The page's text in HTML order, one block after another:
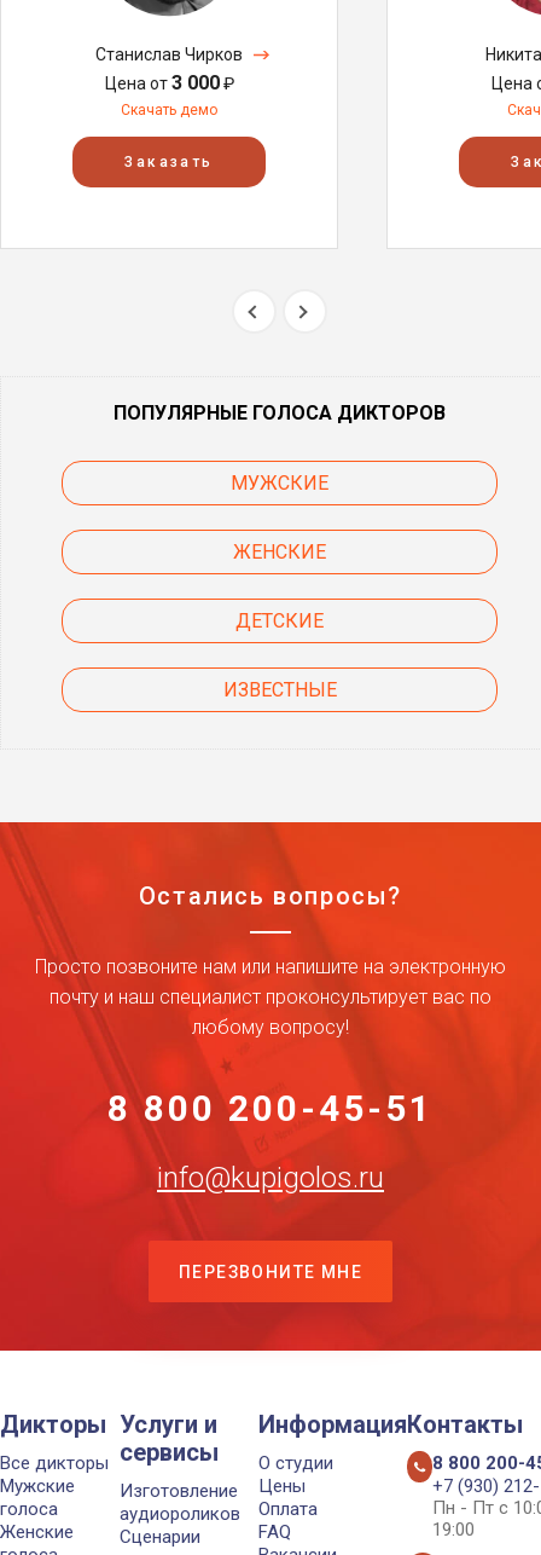
Станислав Чирков
Цена от3 000₽
Скачать демо
Заказать
Цена
ПОПУЛЯРНЫЕ ГОЛОСА ДИКТОРОВ
МУЖСКИЕ
ЖЕНСКИЕ
ДЕТСКИЕ
ИЗВЕСТНЫЕ
Остались вопросы?
Просто позвоните нам или напишите на электронную
почту и наш специалист проконсультирует вас по
любому вопросу!
8 800 200-45-51
info@kupigolos.ru
ПЕРЕЗВОНИТЕ МНЕ
Дикторы
Все дикторы
Мужские
голоса
Женские
Услуги и
сервисы
Изготовление
аудиороликов
Сценарии
Информация
О студии
Цены
Оплата
FAQ
Контакты
8 800 200-
+7 (930)
Пн - Пт с
19:00